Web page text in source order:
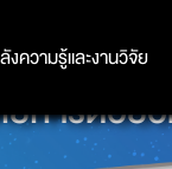
งความรู้และงานวิจัย
งความรู้และงานวิจัย
การต่อ